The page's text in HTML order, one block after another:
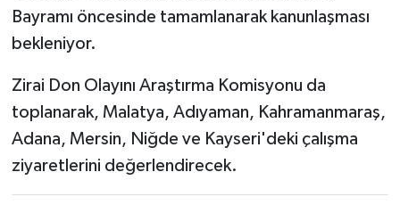
Bayramı öncesinde tamamlanarak kanunlaşması
bekleniyor.
Zirai Don Olayını Araştırma Komisyonu da
toplanarak, Malatya, Adıyaman, Kahramanmaraş,
Adana, Mersin, Niğde ve Kayseri'deki çalışma
ziyaretlerini değerlendirecek.